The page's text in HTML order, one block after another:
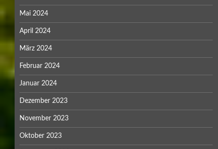
Mai 2024
April 2024
März 2024
Februar 2024
Januar 2024
Dezember 2023
November 2023
Oktober 2023